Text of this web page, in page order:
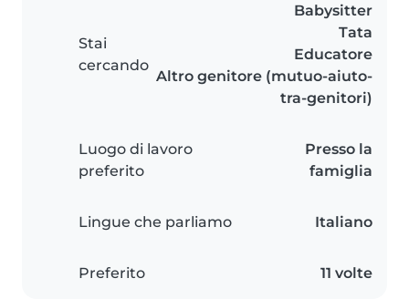
Stai
cercando
Babysitter
Tata
Educatore
Altro genitore (mutuo-aiuto-
tra-genitori)
Luogo di lavoro
preferito
Presso la
famiglia
Lingue che parliamo Italiano
Preferito 11 volte